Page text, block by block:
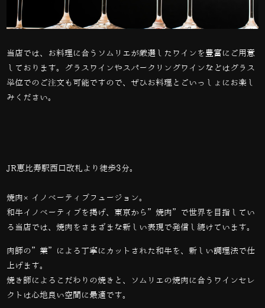
当店では、お料理に合うソムリエが厳選したワインを豊富にご用意
しております。グラスワインやスパークリングワインなどはグラス
単位でのご注文も可能ですので、ぜひお料理とごいっしょにお楽し
みください。
JR恵比寿駅西口改札より徒歩3分。
焼肉×イノベーティブフュージョン。
和牛イノベーティブを掲げ、東京から”焼肉”で世界を目指してい
る当店では、焼肉をさまざまな新しい表現で発信し続けています。
肉師の”業”による丁寧にカットされた和牛を、新しい調理法で仕
上げます。
焼き師によるこだわりの焼きと、ソムリエの焼肉に合うワインセレ
クトは心地良い空間に最適です。